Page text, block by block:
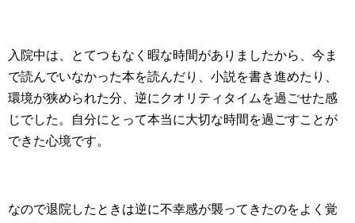
入院中は、とてつもなく暇な時間がありましたから、今ま
で読んでいなかった本を読んだり、小説を書き進めたり、
環境が狭められた分、逆にクオリティタイムを過ごせた感
じでした。自分にとって本当に大切な時間を過ごすことが
できた心境です。
なので退院したときは逆に不幸感が襲ってきたのをよく覚